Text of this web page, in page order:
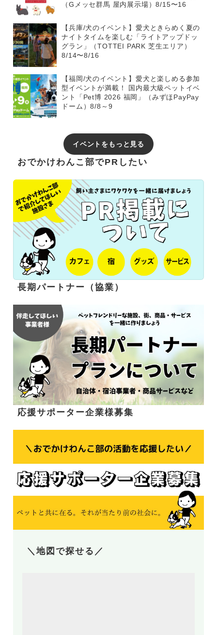
（Gメッセ群馬 屋内展示場）8/15〜16
【兵庫/犬のイベント】愛犬ときらめく夏の
ナイトタイムを楽しむ「ライトアップドッ
グラン」（TOTTEI PARK 芝生エリア）
8/14〜8/16
【福岡/犬のイベント】愛犬と楽しめる参加
型イベントが満載！ 国内最大級ペットイベ
ント「Pet博 2026 福岡」（みずほPayPay
ドーム）8/8～9
イベントをもっと見る
おでかけわんこ部でPRしたい
長期パートナー（協業）
応援サポーター企業様募集
＼地図で探せる／